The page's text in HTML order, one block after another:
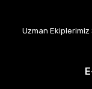
Uzman Ekiplerimiz